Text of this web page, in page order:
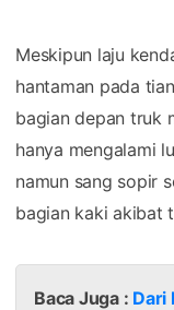
Meskipun laju
hantaman pada
bagian depan truk
hanya mengalami
namun sang sopir
bagian kaki akibat
Baca Juga : Dari